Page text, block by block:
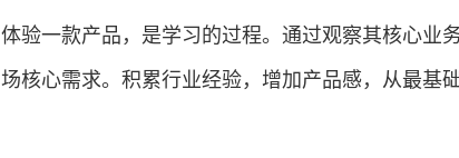
体验一款产品，是学习的过程。通过观察其核心业
场核心需求。积累行业经验，增加产品感，从最基